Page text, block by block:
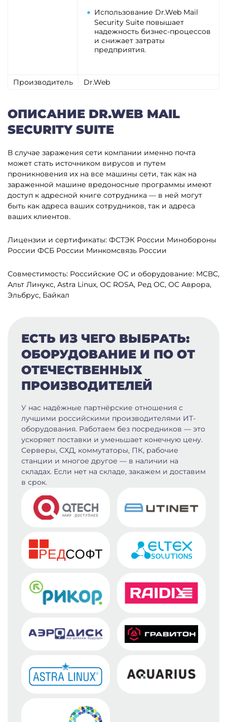
Использование Dr.Web Mail
Security Suite повышает
надежность бизнес-процессов
и снижает затраты
предприятия.
Производитель Dr.Web
ОПИСАНИЕ DR.WEB MAIL
SECURITY SUITE
В случае заражения сети компании именно почта
может стать источником вирусов и путем
проникновения их на все машины сети, так как на
зараженной машине вредоносные программы имеют
доступ к адресной книге сотрудника — в ней могут
быть как адреса ваших сотрудников, так и адреса
ваших клиентов.
Лицензии и сертификаты: ФСТЭК России Минобороны
России ФСБ России Минкомсвязь России
Совместимость: Российские ОС и оборудование: МСВС,
Альт Линукс, Astra Linux, ОС ROSA, Ред ОС, ОС Аврора,
Эльбрус, Байкал
ЕСТЬ ИЗ ЧЕГО ВЫБРАТЬ:
ОБОРУДОВАНИЕ И ПО ОТ
ОТЕЧЕСТВЕННЫХ
ПРОИЗВОДИТЕЛЕЙ
У нас надёжные партнёрские отношения с
лучшими российскими производителями ИТ-
оборудования. Работаем без посредников — это
ускоряет поставки и уменьшает конечную цену.
Серверы, СХД, коммутаторы, ПК, рабочие
станции и многое другое — в наличии на
складах. Если нет на складе, закажем и доставим
в срок.